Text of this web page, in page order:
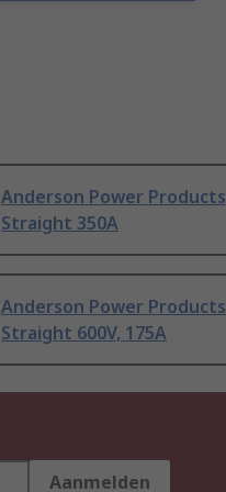
Anderson Power Products
Straight 350A
Anderson Power Products
Straight 600V, 175A
Aanmelden